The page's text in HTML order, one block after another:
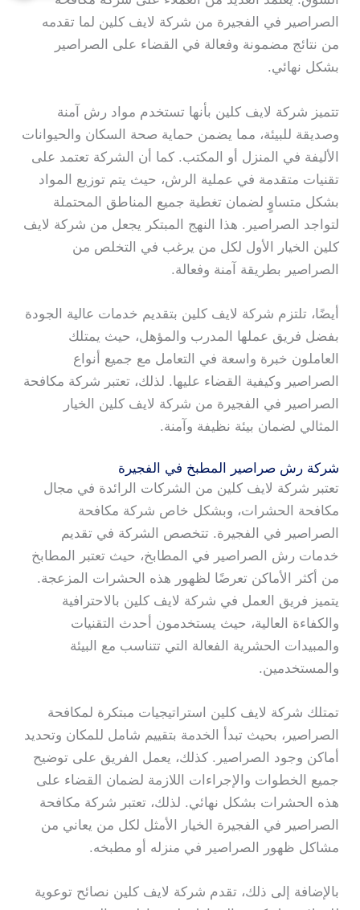
الصراصير في الفجيرة من شركة لايف كلين لما تقدمه
من نتائج مضمونة وفعالة في القضاء على الصراصير
بشكل نهائي.
تتميز شركة لايف كلين بأنها تستخدم مواد رش آمنة
وصديقة للبيئة، مما يضمن حماية صحة السكان والحيوانات
الأليفة في المنزل أو المكتب. كما أن الشركة تعتمد على
تقنيات متقدمة في عملية الرش، حيث يتم توزيع المواد
بشكل متساوٍ لضمان تغطية جميع المناطق المحتملة
لتواجد الصراصير. هذا النهج المبتكر يجعل من شركة لايف
كلين الخيار الأول لكل من يرغب في التخلص من
الصراصير بطريقة آمنة وفعالة.
أيضًا، تلتزم شركة لايف كلين بتقديم خدمات عالية الجودة
بفضل فريق عملها المدرب والمؤهل، حيث يمتلك
العاملون خبرة واسعة في التعامل مع جميع أنواع
الصراصير وكيفية القضاء عليها. لذلك، تعتبر شركة مكافحة
الصراصير في الفجيرة من شركة لايف كلين الخيار
المثالي لضمان بيئة نظيفة وآمنة.
شركة رش صراصير المطبخ في الفجيرة
تعتبر شركة لايف كلين من الشركات الرائدة في مجال
مكافحة الحشرات، وبشكل خاص شركة مكافحة
الصراصير في الفجيرة. تتخصص الشركة في تقديم
خدمات رش الصراصير في المطابخ، حيث تعتبر المطابخ
من أكثر الأماكن تعرضًا لظهور هذه الحشرات المزعجة.
يتميز فريق العمل في شركة لايف كلين بالاحترافية
والكفاءة العالية، حيث يستخدمون أحدث التقنيات
والمبيدات الحشرية الفعالة التي تتناسب مع البيئة
والمستخدمين.
تمتلك شركة لايف كلين استراتيجيات مبتكرة لمكافحة
الصراصير، بحيث تبدأ الخدمة بتقييم شامل للمكان وتحديد
أماكن وجود الصراصير. كذلك، يعمل الفريق على توضيح
جميع الخطوات والإجراءات اللازمة لضمان القضاء على
هذه الحشرات بشكل نهائي. لذلك، تعتبر شركة مكافحة
الصراصير في الفجيرة الخيار الأمثل لكل من يعاني من
مشاكل ظهور الصراصير في منزله أو مطبخه.
بالإضافة إلى ذلك، تقدم شركة لايف كلين نصائح توعوية